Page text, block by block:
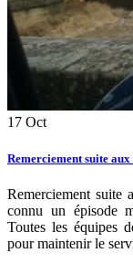
17 Oct
Remerciement suite
Remerciement suite
connu un épisode
Toutes les équipes
pour maintenir le